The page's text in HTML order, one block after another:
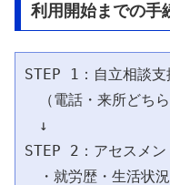
利用開始までの手
STEP 1：自立相談支
（電話・来所どちら
↓
STEP 2：アセスメン
・就労歴・生活状